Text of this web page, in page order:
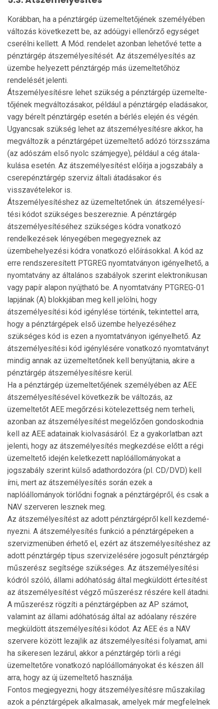
Korábban, ha a pénztárgép üzemeltetőjének személyében
változás következett be, az adóügyi ellenőrző egységet
cserélni kellett. A Mód. rendelet azonban lehetővé tette a
pénz­tárgép átszemélyesítését. Az átszemélyesítés az
üzem­be he­lyezett pénztárgép más üzemeltetőhöz
rendelését jelenti.
Átszemélyesítésre lehet szükség a pénztárgép üzemelte­
tőjének megváltozásakor, például a pénztárgép eladásakor,
vagy bérelt pénztárgép esetén a bérlés elején és végén.
Ugyancsak szükség lehet az átszemélyesítésre akkor, ha
megváltozik a pénztárgépet üzemeltető adózó törzsszáma
(az adószám első nyolc számjegye), például a cég átala­
kulása esetén. Az átszemélyesítést előírja a jogszabály a
cserepénztárgép szerviz általi átadásakor és
visszavételekor is.
Átszemélyesítéshez az üzemeltetőnek ún. átszemélye­sí­
tési kódot szükséges beszereznie. A pénztárgép
átszemé­lyesítéséhez szükséges kódra vonatkozó
rendelkezések lényegében megegyeznek az
üzembehelyezési kódra vonatkozó előírásokkal. A kód az
erre rendszeresített PTGREG nyomtatványon igényelhető, a
nyomtatvány az általános szabályok szerint elektronikusan
vagy papír alapon nyújtható be. A nyomtatvány PTGREG-01
lapjának (A) blokkjában meg kell jelölni, hogy
átszemélyesítési kód igénylése történik, tekintettel arra,
hogy a pénztárgépek első üzembe helyezéséhez
szükséges kód is ezen a nyom­tat­ványon igényelhető. Az
átszemélyesítési kód igénylésére vo­natkozó nyomtatványt
mindig annak az üzemel­tetőnek kell benyújtania, akire a
pénztárgép átszemélye­sítésre kerül.
Ha a pénztárgép üzemeltetőjének személyében az AEE
átszemélyesítésével következik be változás, az
üzemeltetőt AEE megőrzési kötelezettség nem terheli,
azonban az át­sze­mélyesítést megelőzően gondoskodnia
kell az AEE adatainak kiolvasásáról. Ez a gyakorlatban azt
jelenti, hogy az átszemélyesítés megkezdése előtt a régi
üzemeltető idején keletkezett naplóállományokat a
jogszabály szerint külső adathordozóra (pl. CD/DVD) kell
írni, mert az átsze­mé­lye­sítés során ezek a
naplóállományok törlődni fognak a pénz­tárgépről, és csak a
NAV szerveren lesznek meg.
Az átszemélyesítést az adott pénztárgépről kell kezdemé­
nyezni. A átszemélyesítés funkció a pénztárgépeken a
szer­viz­menüben érhető el, ezért az átszemélyesítéshez az
adott pénztárgép típus szervizelésére jogosult pénztárgép
mű­szerész segítsége szükséges. Az átszemélyesítési
kódról szóló, állami adóhatóság által megküldött értesítést
az át­személyesítést végző műszerész részére kell átadni.
A mű­szerész rögzíti a pénztárgépben az AP számot,
valamint az állami adóhatóság által az adóalany részére
megküldött átszemélyesítési kódot. Az AEE és a NAV
szervere között lezajlik az átszemélyesítési folyamat, ami
ha sikeresen lezá­rul, akkor a pénztárgép törli a régi
üzemeltetőre vonatkozó naplóállományokat és készen áll
arra, hogy az új üzemel­tető használja.
Fontos megjegyezni, hogy átszemélyesítésre műszakilag
azok a pénztárgépek alkalmasak, amelyek már megfelel­nek